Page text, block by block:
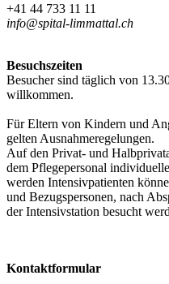
+41 44 733 11 11
info@spital-limmattal.ch
Besuchszeiten
Besucher sind täglich von
willkommen.
Für Eltern von Kindern und
gelten Ausnahmeregelungen.
Auf den Privat- und
dem Pflegepersonal
werden Intensivpatienten
und Bezugspersonen, nach
der Intensivstation besucht
Kontaktformular